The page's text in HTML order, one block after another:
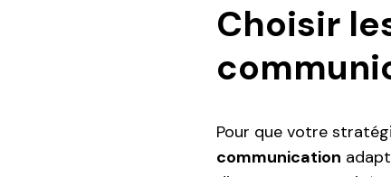
Choisir
Pour que votre
communication